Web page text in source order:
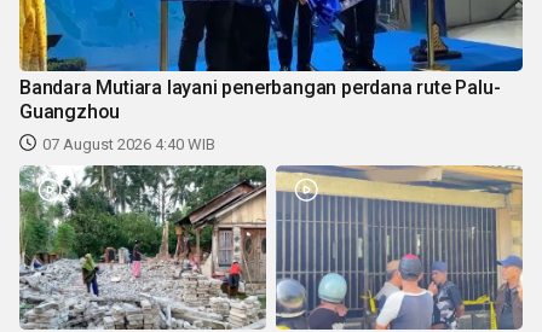
Bandara Mutiara layani penerbangan perdana rute Palu-
Guangzhou
07 August 2026 4:40 WIB